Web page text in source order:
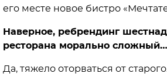
его месте новое бистро
Наверное, ребрендинг
ресторана морально сложный…
Да, тяжело оторваться от